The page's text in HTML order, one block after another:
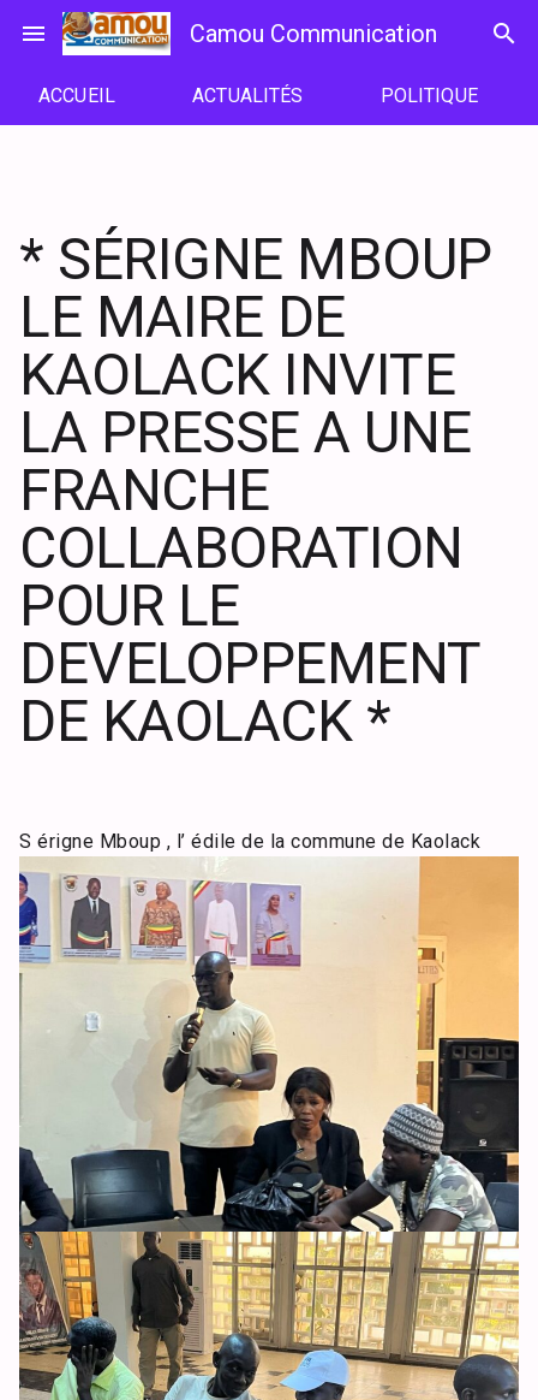
menu Camou Communication search
ACCUEIL ACTUALITÉS POLITIQUE
* SÉRIGNE MBOUP
LE MAIRE DE
KAOLACK INVITE
LA PRESSE A UNE
FRANCHE
COLLABORATION
POUR LE
DEVELOPPEMENT
DE KAOLACK *
S érigne Mboup , l’ édile de la commune de Kaolack